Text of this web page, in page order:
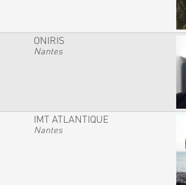
ONIRIS
Nantes
IMT ATLANTIQUE
Nantes